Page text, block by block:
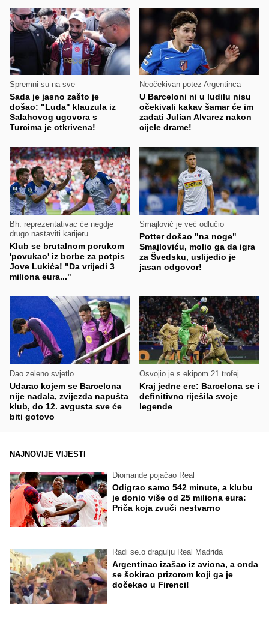
Spremni su na sve
Sada je jasno zašto je
došao: "Luda" klauzula iz
Salahovog ugovora s
Turcima je otkrivena!
Neočekivan potez Argentinca
U Barceloni ni u ludilu nisu
očekivali kakav šamar će im
zadati Julian Alvarez nakon
cijele drame!
Bh. reprezentativac će negdje
drugo nastaviti karijeru
Klub se brutalnom porukom
'povukao' iz borbe za potpis
Jove Lukića! "Da vrijedi 3
miliona eura..."
Smajlović je već odlučio
Potter došao "na noge"
Smajloviću, molio ga da igra
za Švedsku, uslijedio je
jasan odgovor!
Dao zeleno svjetlo
Udarac kojem se Barcelona
nije nadala, zvijezda napušta
klub, do 12. avgusta sve će
biti gotovo
Osvojio je s ekipom 21 trofej
Kraj jedne ere: Barcelona se i
definitivno riješila svoje
legende
NAJNOVIJE VIJESTI
Diomande pojačao Real
Odigrao samo 542 minute, a klubu
je donio više od 25 miliona eura:
Priča koja zvuči nestvarno
Radi se.o dragulju Real Madrida
Argentinac izašao iz aviona, a onda
se šokirao prizorom koji ga je
dočekao u Firenci!